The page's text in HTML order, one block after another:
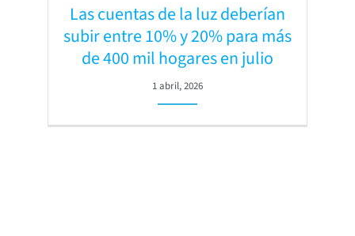
Las cuentas de la luz deberían
subir entre 10% y 20% para más
de 400 mil hogares en julio
1 abril, 2026